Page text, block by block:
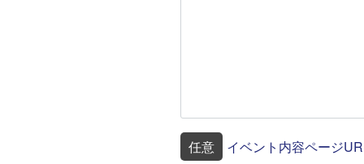
任意 イベント内容ページ